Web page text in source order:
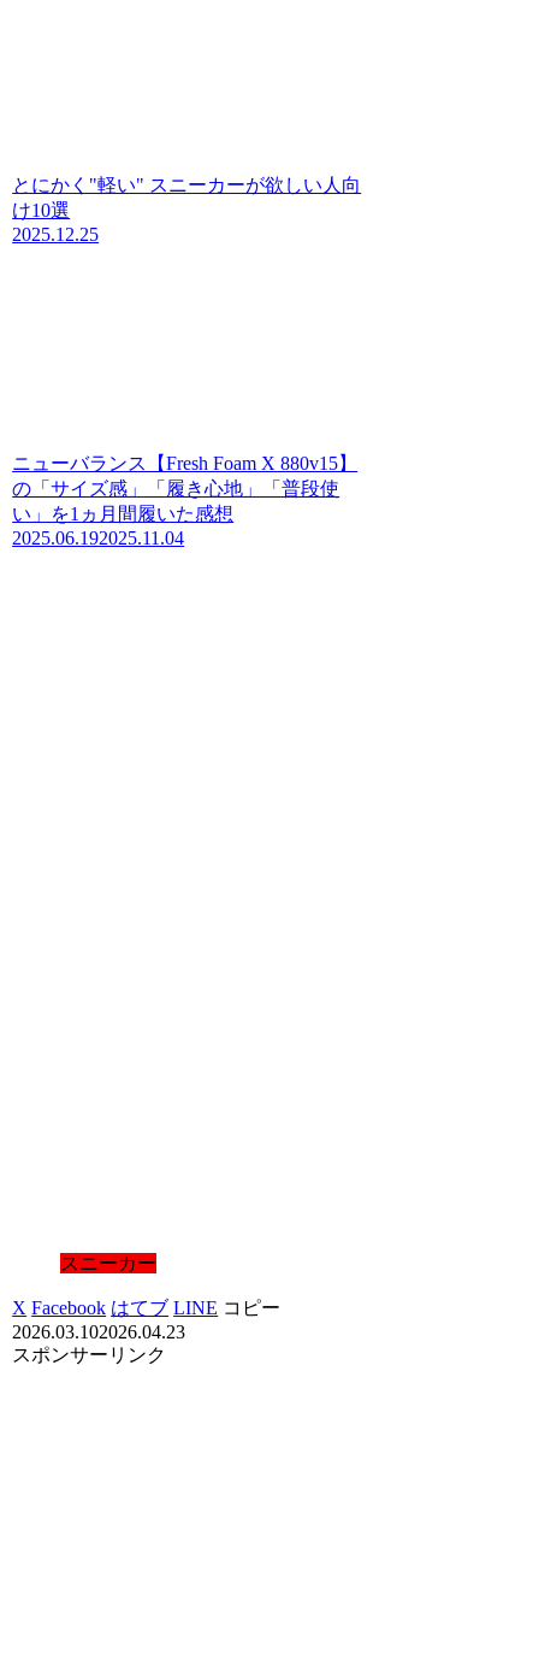
とにかく"軽い" スニーカーが欲しい人向
け10選
2025.12.25
ニューバランス【Fresh Foam X 880v15】
の「サイズ感」「履き心地」「普段使
い」を1ヵ月間履いた感想
2025.06.192025.11.04
スニーカー
X Facebook はてブ LINE コピー
2026.03.102026.04.23
スポンサーリンク